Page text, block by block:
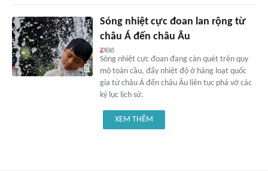
Sóng nhiệt cực đoan lan rộng từ
châu Á đến châu Âu
Sóng nhiệt cực đoan đang càn quét trên quy
mô toàn cầu, đẩy nhiệt độ ở hàng loạt quốc
gia từ châu Á đến châu Âu liên tục phá vỡ các
kỷ lục lịch sử.
XEM THÊM